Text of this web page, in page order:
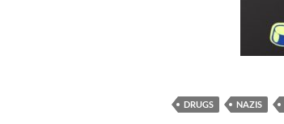
DRUGS NAZIS